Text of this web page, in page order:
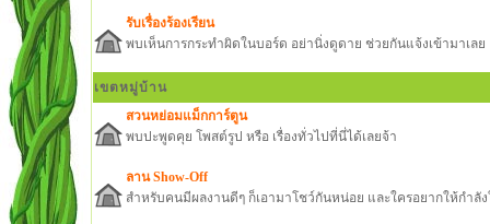
รับเรื่องร้องเรียน
พบเห็นการกระทำผิดในบอร์ด อย่านิ่งดูดาย ช่วยกันแจ้งเข้ามาเลย
เขตหมู่บ้าน
สวนหย่อมแม็กการ์ตูน
พบปะพูดคุย โพสต์รูป หรือ เรื่องทั่วไปที่นี่ได้เลยจ้า
ลาน Show-Off
สำหรับคนมีผลงานดีๆ ก็เอามาโชว์กันหน่อย และใครอยากให้กำลัง